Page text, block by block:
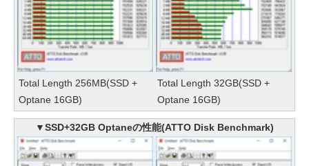
Total Length 256MB(SSD +
Optane 16GB)
Total Length 32GB(SSD +
Optane 16GB)
▼SSD+32GB Optaneの性能(ATTO Disk Benchmark)